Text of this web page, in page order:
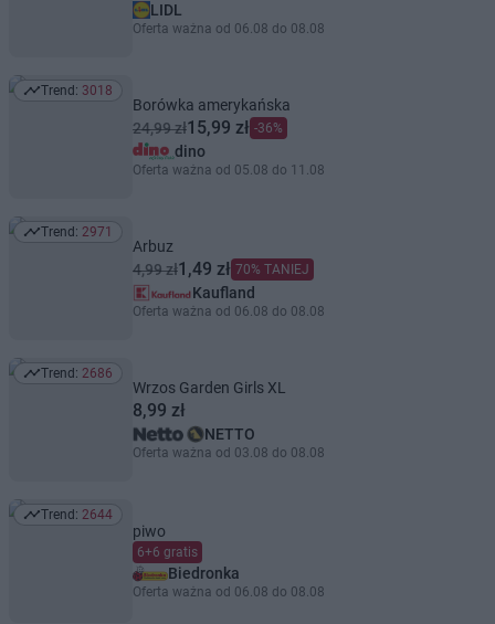
LIDL
Oferta ważna od 06.08 do 08.08
Trend: 3018
Trend: 3018
Borówka amerykańska
24,99 zł15,99 zł -36%
dino
Oferta ważna od 05.08 do 11.08
Trend: 2971
Trend: 2971
Arbuz
4,99 zł1,49 zł 70% TANIEJ
Kaufland
Oferta ważna od 06.08 do 08.08
Trend: 2686
Trend: 2686
Wrzos Garden Girls XL
8,99 zł
NETTO
Oferta ważna od 03.08 do 08.08
Trend: 2644
Trend: 2644
piwo
6+6 gratis
Biedronka
Oferta ważna od 06.08 do 08.08